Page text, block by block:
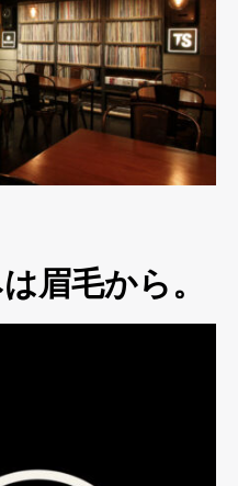
眉毛から。